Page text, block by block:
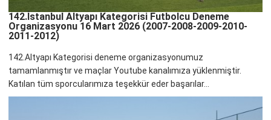
142.İstanbul Altyapı Kategorisi Futbolcu Deneme
Organizasyonu 16 Mart 2026 (2007-2008-2009-2010-
2011-2012)
142.Altyapı Kategorisi deneme organizasyonumuz
tamamlanmıştır ve maçlar Youtube kanalımıza yüklenmiştir.
Katılan tüm sporcularımıza teşekkür eder başarılar...